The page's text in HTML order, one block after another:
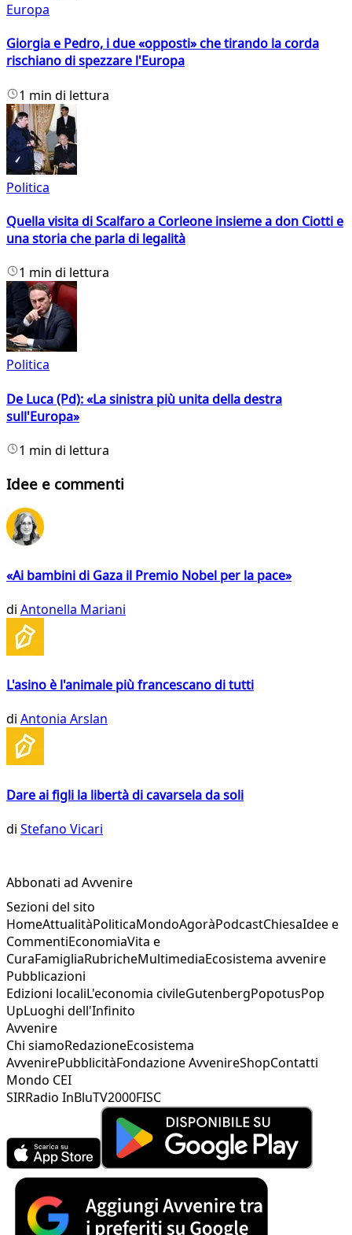
Europa
Giorgia e Pedro, i due «opposti» che tirando la corda
rischiano di spezzare l'Europa
1 min di lettura
Politica
Quella visita di Scalfaro a Corleone insieme a don Ciotti e
una storia che parla di legalità
1 min di lettura
Politica
De Luca (Pd): «La sinistra più unita della destra
sull'Europa»
1 min di lettura
Idee e commenti
«Ai bambini di Gaza il Premio Nobel per la pace»
di Antonella Mariani
L'asino è l'animale più francescano di tutti
di Antonia Arslan
Dare ai figli la libertà di cavarsela da soli
di Stefano Vicari
Abbonati ad Avvenire
Sezioni del sito
HomeAttualitàPoliticaMondoAgoràPodcastChiesaIdee e
CommentiEconomiaVita e
CuraFamigliaRubricheMultimediaEcosistema avvenire
Pubblicazioni
Edizioni localiL'economia civileGutenbergPopotusPop
UpLuoghi dell'Infinito
Avvenire
Chi siamoRedazioneEcosistema
AvvenirePubblicitàFondazione AvvenireShopContatti
Mondo CEI
SIRRadio InBluTV2000FISC